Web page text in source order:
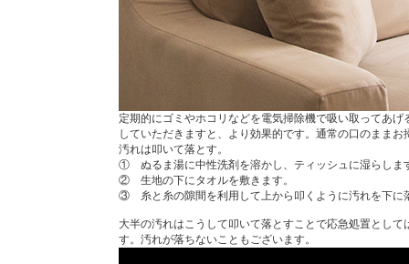
定期的にゴミやホコリなどを電気掃除機で吸い取ってあ
していただきますと、より効果的です。通常の口のまま
汚れは叩いて落とす。
① ぬるま湯に中性洗剤を溶かし、ティッシュに湿らしま
② 生地の下にタオルを敷きます。
③ 糸と糸の隙間を利用して上から叩くように汚れを下に
大半の汚れはこうして叩いて落とすことで応急処置とし
す。汚れが落ちないこともございます。